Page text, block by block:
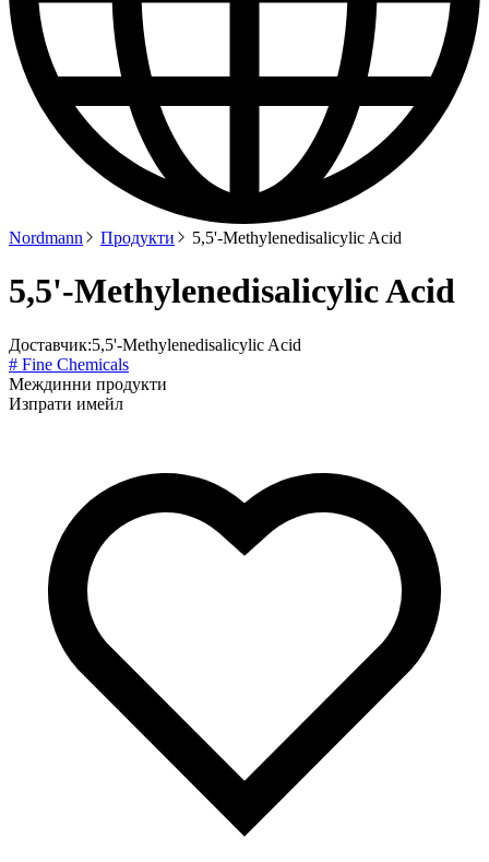
Nordmann Продукти 5,5'-Methylenedisalicylic Acid
5,5'-Methylenedisalicylic Acid
Доставчик:5,5'-Methylenedisalicylic Acid
# Fine Chemicals
Междинни продукти
Изпрати имейл